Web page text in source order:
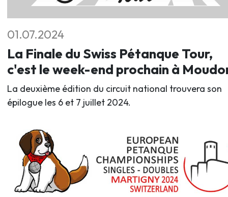
01.07.2024
La Finale du Swiss Pétanque Tour,
c'est le week-end prochain à
La deuxième édition du circuit national trouvera son
épilogue les 6 et 7 juillet 2024.